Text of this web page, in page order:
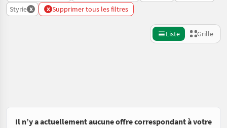
Styrie x x Supprimer tous les filtres
Liste Grille
Il n’y a actuellement aucune offre correspondant à votre